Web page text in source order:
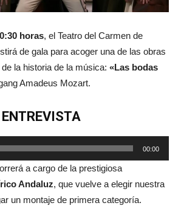
horas, el Teatro del Carmen de
de gala para acoger una de las obras
la historia de la música: «Las bodas
Amadeus Mozart.
00:00
a cargo de la prestigiosa
Andaluz, que vuelve a elegir nuestra
un montaje de primera categoría.